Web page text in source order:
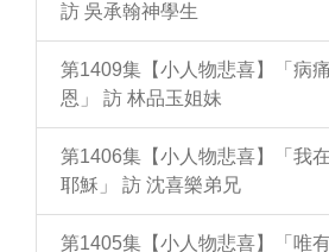
訪 吳承翰神學生
第1409集【小人物悲喜】「病
恩」 訪 林品玉姐妹
第1406集【小人物悲喜】「我
耶穌」 訪 沈喜樂弟兄
第1405集【小人物悲喜】「唯